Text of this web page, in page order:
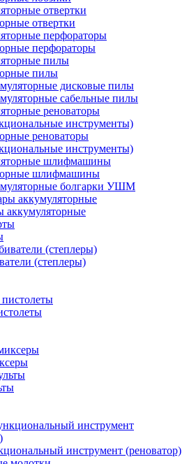
отвертки
перфораторы
пилы
дисковые пилы
сабельные пилы
реноваторы
инструменты)
шлифмашины
болгарки УШМ
аккумуляторные
(степлеры)
инструмент (реноватор)